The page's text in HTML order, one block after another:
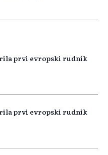
prvi evropski rudnik
prvi evropski rudnik